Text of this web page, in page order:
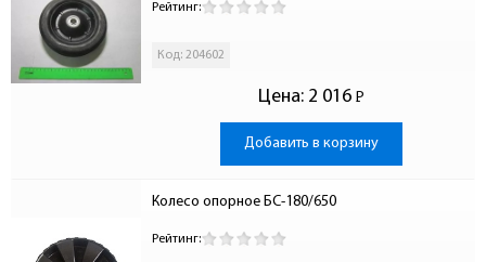
Рейтинг:
Код: 204602
Цена: 2 016 Р
-
Добавить в корзину
Колесо опорное БС-180/650
Рейтинг: